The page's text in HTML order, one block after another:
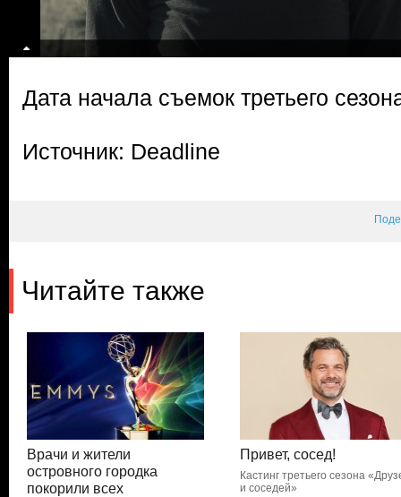
Дата начала съемок третьего
Источник: Deadline
Читайте также
Врачи и жители
островного городка
покорили всех
Привет, сосед!
Кастинг третьего сезона
и соседей»